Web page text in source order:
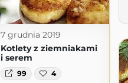
7 grudnia 2019
Kotlety z ziemniakami
i serem
99 4